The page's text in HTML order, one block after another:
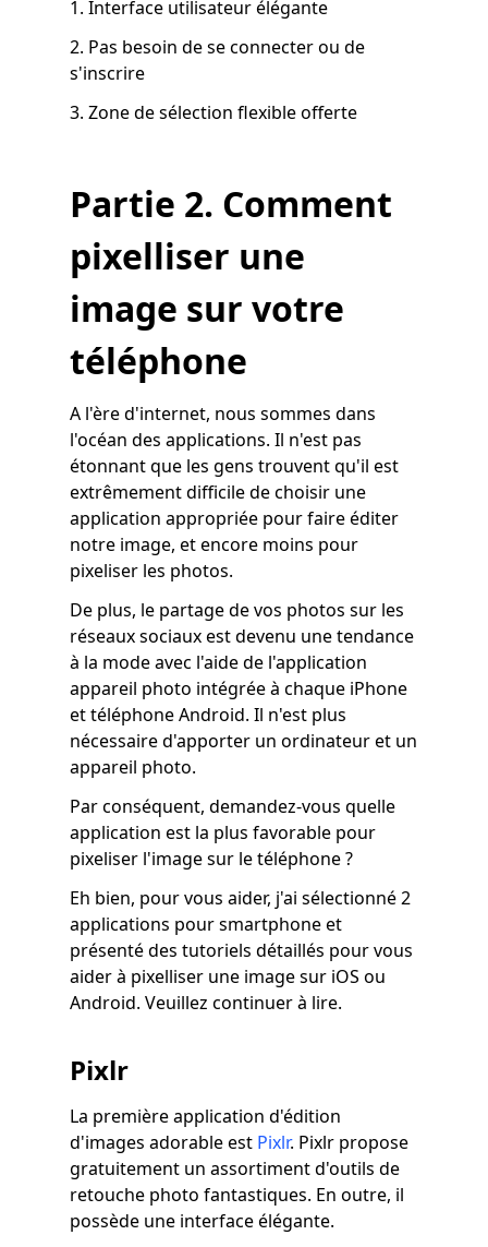
1. Interface utilisateur élégante
2. Pas besoin de se connecter ou de
s'inscrire
3. Zone de sélection flexible offerte
Partie 2. Comment
pixelliser une
image sur votre
téléphone
A l'ère d'internet, nous sommes dans
l'océan des applications. Il n'est pas
étonnant que les gens trouvent qu'il est
extrêmement difficile de choisir une
application appropriée pour faire éditer
notre image, et encore moins pour
pixeliser les photos.
De plus, le partage de vos photos sur les
réseaux sociaux est devenu une tendance
à la mode avec l'aide de l'application
appareil photo intégrée à chaque iPhone
et téléphone Android. Il n'est plus
nécessaire d'apporter un ordinateur et un
appareil photo.
Par conséquent, demandez-vous quelle
application est la plus favorable pour
pixeliser l'image sur le téléphone ?
Eh bien, pour vous aider, j'ai sélectionné 2
applications pour smartphone et
présenté des tutoriels détaillés pour vous
aider à pixelliser une image sur iOS ou
Android. Veuillez continuer à lire.
Pixlr
La première application d'édition
d'images adorable est Pixlr. Pixlr propose
gratuitement un assortiment d'outils de
retouche photo fantastiques. En outre, il
possède une interface élégante.